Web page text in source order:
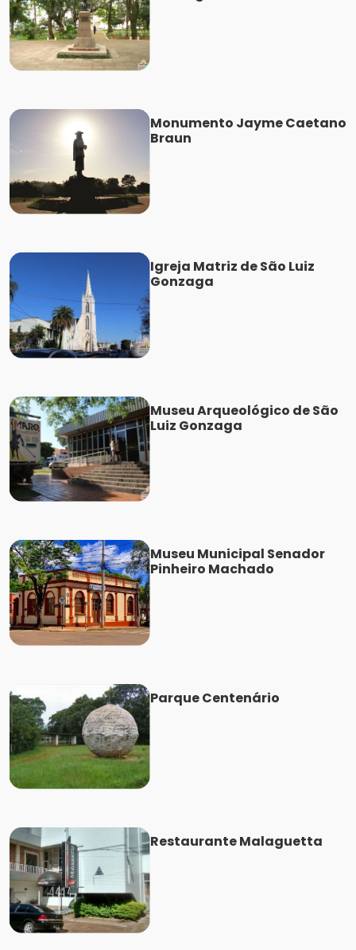
Monumento Jayme Caetano
Braun
Igreja Matriz de São Luiz
Gonzaga
Museu Arqueológico de São
Luiz Gonzaga
Museu Municipal Senador
Pinheiro Machado
Parque Centenário
Restaurante Malaguetta